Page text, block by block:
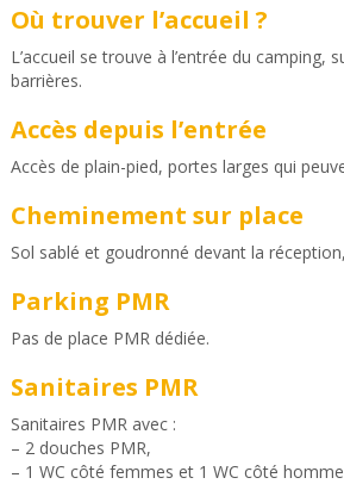
Où trouver l’accueil ?
L’accueil se trouve à l’entrée du camping,
barrières.
Accès depuis l’entrée
Accès de plain-pied, portes larges qui
Cheminement sur place
Sol sablé et goudronné devant la
Parking PMR
Pas de place PMR dédiée.
Sanitaires PMR
Sanitaires PMR avec :
– 2 douches PMR,
– 1 WC côté femmes et 1 WC côté